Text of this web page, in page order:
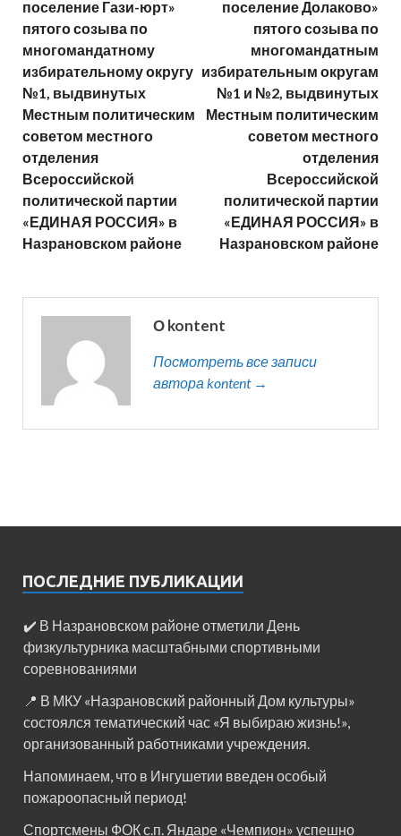
поселение Гази-юрт»
пятого созыва по
многомандатному
избирательному округу
№1, выдвинутых
Местным политическим
советом местного
отделения
Всероссийской
политической партии
«ЕДИНАЯ РОССИЯ» в
Назрановском районе
поселение Долаково»
пятого созыва по
многомандатным
избирательным округам
№1 и №2, выдвинутых
Местным политическим
советом местного
отделения
Всероссийской
политической партии
«ЕДИНАЯ РОССИЯ» в
Назрановском районе
О kontent
Посмотреть все записи
автора kontent →
ПОСЛЕДНИЕ ПУБЛИКАЦИИ
✔️ В Назрановском районе отметили День
физкультурника масштабными спортивными
соревнованиями
📍 В МКУ «Назрановский районный Дом культуры»
состоялся тематический час «Я выбираю жизнь!»,
организованный работниками учреждения.
Напоминаем, что в Ингушетии введен особый
пожароопасный период!⁣⁣⠀
Спортсмены ФОК с.п. Яндаре «Чемпион» успешно